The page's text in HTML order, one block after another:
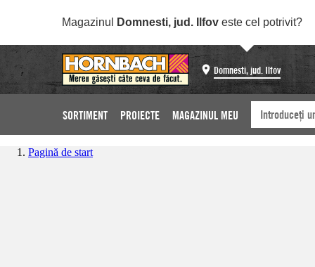
Magazinul Domnesti, jud. Ilfov este cel potrivit?
Domnesti, jud. Ilfov
SORTIMENT PROIECTE MAGAZINUL MEU
Pagină de start